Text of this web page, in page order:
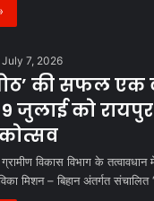
July 7, 2026
की सफल एक
9 जुलाई को
विकास विभाग के तत्वावधान
मिशन – बिहान अंतर्गत